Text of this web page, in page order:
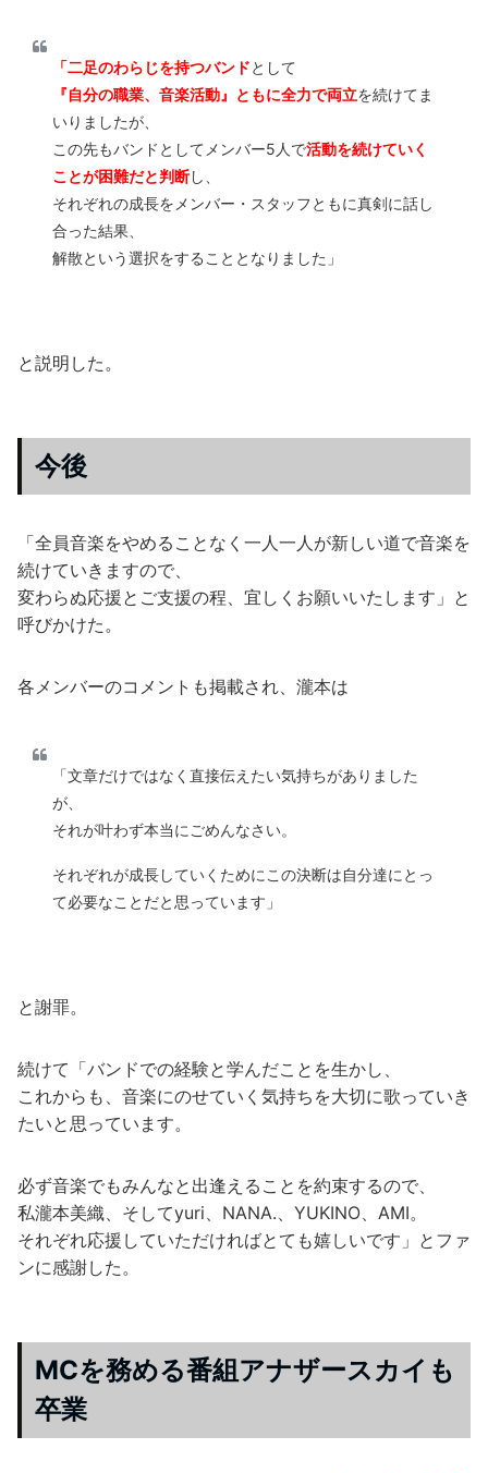
「二足のわらじを持つバンドとして
『自分の職業、音楽活動』ともに全力で両立を続けてま
いりましたが、
この先もバンドとしてメンバー5人で活動を続けていく
ことが困難だと判断し、
それぞれの成長をメンバー・スタッフともに真剣に話し
合った結果、
解散という選択をすることとなりました」
と説明した。
今後
「全員音楽をやめることなく一人一人が新しい道で音楽を
続けていきますので、
変わらぬ応援とご支援の程、宜しくお願いいたします」と
呼びかけた。
各メンバーのコメントも掲載され、瀧本は
「文章だけではなく直接伝えたい気持ちがありました
が、
それが叶わず本当にごめんなさい。
それぞれが成長していくためにこの決断は自分達にとっ
て必要なことだと思っています」
と謝罪。
続けて「バンドでの経験と学んだことを生かし、
これからも、音楽にのせていく気持ちを大切に歌っていき
たいと思っています。
必ず音楽でもみんなと出逢えることを約束するので、
私瀧本美織、そしてyuri、NANA.、YUKINO、AMI。
それぞれ応援していただければとても嬉しいです」とファ
ンに感謝した。
MCを務める番組アナザースカイも
卒業